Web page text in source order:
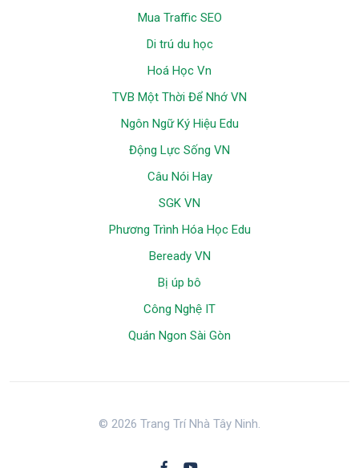
Mua Traffic SEO
Di trú du học
Hoá Học Vn
TVB Một Thời Để Nhớ VN
Ngôn Ngữ Ký Hiệu Edu
Động Lực Sống VN
Câu Nói Hay
SGK VN
Phương Trình Hóa Học Edu
Beready VN
Bị úp bô
Công Nghệ IT
Quán Ngon Sài Gòn
© 2026 Trang Trí Nhà Tây Ninh.